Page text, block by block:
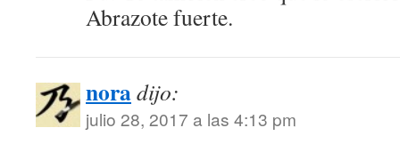
Abrazote fuerte.
noradijo:
julio 28, 2017 a las 4:13 pm